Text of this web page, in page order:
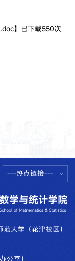
】已下载550次
---热点链接---
大学（花津校区）
公室）